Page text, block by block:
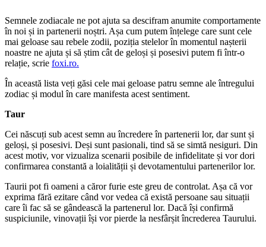
Semnele zodiacale ne pot ajuta sa descifram anumite comportamente
în noi și in partenerii noștri. Așa cum putem înțelege care sunt cele
mai geloase sau rebele zodii, poziția stelelor în momentul nașterii
noastre ne ajuta și să știm cât de geloși și posesivi putem fi într-o
relație, scrie foxi.ro.
În această lista veți găsi cele mai geloase patru semne ale întregului
zodiac și modul în care manifesta acest sentiment.
Taur
Cei născuți sub acest semn au încredere în partenerii lor, dar sunt și
geloși, și posesivi. Deși sunt pasionali, tind să se simtă nesiguri. Din
acest motiv, vor vizualiza scenarii posibile de infidelitate și vor dori
confirmarea constantă a loialității și devotamentului partenerilor lor.
Taurii pot fi oameni a căror furie este greu de controlat. Așa că vor
exprima fără ezitare când vor vedea că există persoane sau situații
care îi fac să se gândească la partenerul lor. Dacă își confirmă
suspiciunile, vinovații își vor pierde la nesfârșit încrederea Taurului.